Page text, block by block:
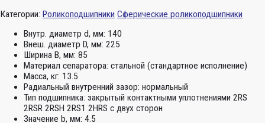
Категории: Роликоподшипники Сферические роликоподшипники
Внутр. диаметр d, мм: 140
Внеш. диаметр D, мм: 225
Ширина B, мм: 85
Материал сепаратора: стальной (стандартное исполнение)
Масса, кг: 13.5
Радиальный внутренний зазор: нормальный
Тип подшипника: закрытый контактными уплотнениями 2RS
2RSR 2RSH 2RS1 2HRS с двух сторон
Значение b, мм: 4.5